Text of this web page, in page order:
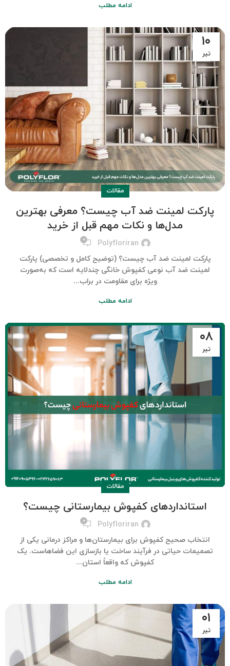
ادامه مطلب
۱۰
تیر
مقالات
پارکت لمینت ضد آب چیست؟ معرفی بهترین
مدل‌ها و نکات مهم قبل از خرید
Polyfloriran ۰
پارکت لمینت ضد آب چیست؟ (توضیح کامل و تخصصی) پارکت
لمینت ضد آب نوعی کفپوش خانگی چندلایه است که به‌صورت
ویژه برای مقاومت در براب...
ادامه مطلب
۰۸
تیر
مقالات
استانداردهای کفپوش بیمارستانی چیست؟
Polyfloriran ۰
انتخاب صحیح کفپوش برای بیمارستان‌ها و مراکز درمانی یکی از
تصمیمات حیاتی در فرآیند ساخت یا بازسازی این فضاهاست. یک
کفپوش که واقعاً استان...
ادامه مطلب
۰۱
تیر